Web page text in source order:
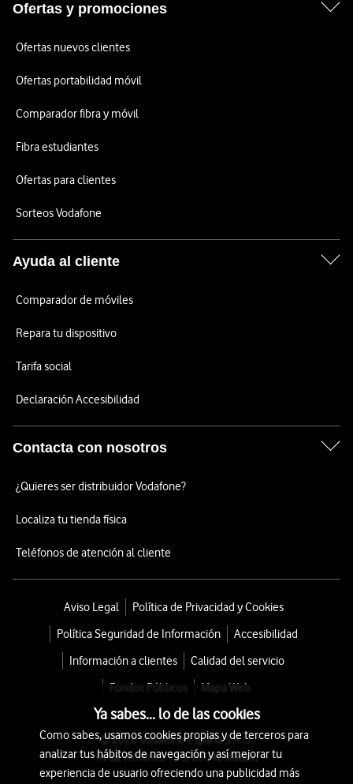
Ofertas y promociones
Ofertas nuevos clientes
Ofertas portabilidad móvil
Comparador fibra y móvil
Fibra estudiantes
Ofertas para clientes
Sorteos Vodafone
Ayuda al cliente
Comparador de móviles
Repara tu dispositivo
Tarifa social
Declaración Accesibilidad
Contacta con nosotros
¿Quieres ser distribuidor Vodafone?
Localiza tu tienda física
Teléfonos de atención al cliente
Aviso Legal
Política de Privacidad y Cookies
Política Seguridad de Información
Accesibilidad
Información a clientes
Calidad del servicio
Fondos Públicos
Mapa Web
© 2026 Vodafone España S.A.U.
Avda. América 115, 28042 Madrid
Ya sabes... lo de las cookies
Como sabes, usamos cookies propias y de terceros para
analizar tus hábitos de navegación y así mejorar tu
experiencia de usuario ofreciendo una publicidad más